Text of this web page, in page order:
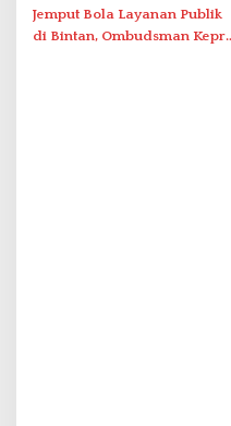
2026 di Stadion Temenggung
Abdul Jamal
Jemput Bola Layanan Publik
di Bintan, Ombudsman Kepri